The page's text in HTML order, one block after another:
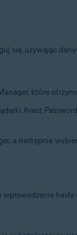
się, używając
które
Avast
a następnie